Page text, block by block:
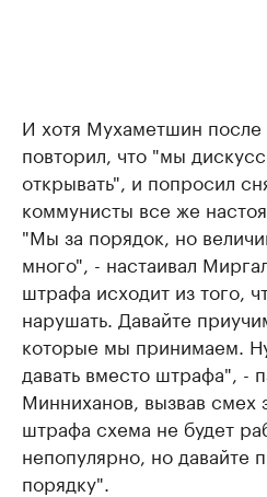
И хотя Мухаметшин после
повторил, что "мы
открывать", и попросил
коммунисты все же
"Мы за порядок, но
много", - настаивал
штрафа исходит из того,
нарушать. Давайте
которые мы принимаем.
давать вместо штрафа", -
Минниханов, вызвав смех
штрафа схема не будет
непопулярно, но давайте
порядку".